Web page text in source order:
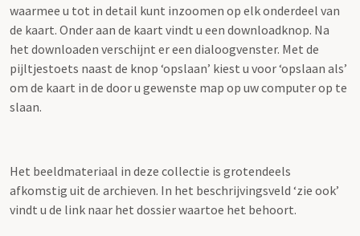
waarmee u tot in detail kunt inzoomen op elk onderdeel van
de kaart. Onder aan de kaart vindt u een downloadknop. Na
het downloaden verschijnt er een dialoogvenster. Met de
pijltjestoets naast de knop ‘opslaan’ kiest u voor ‘opslaan als’
om de kaart in de door u gewenste map op uw computer op te
slaan.
Het beeldmateriaal in deze collectie is grotendeels
afkomstig uit de archieven. In het beschrijvingsveld ‘zie ook’
vindt u de link naar het dossier waartoe het behoort.